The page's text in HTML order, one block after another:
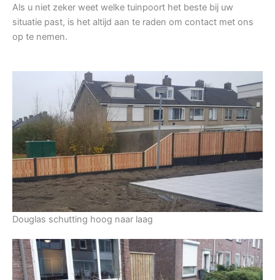
Als u niet zeker weet welke tuinpoort het beste bij uw
situatie past, is het altijd aan te raden om contact met ons
op te nemen.
Douglas schutting hoog naar laag